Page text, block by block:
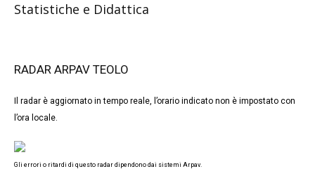
Statistiche e Didattica
RADAR ARPAV TEOLO
Il radar è aggiornato in tempo reale, l’orario indicato non è impostato con
l’ora locale.
Gli errori o ritardi di questo radar dipendono dai sistemi Arpav.